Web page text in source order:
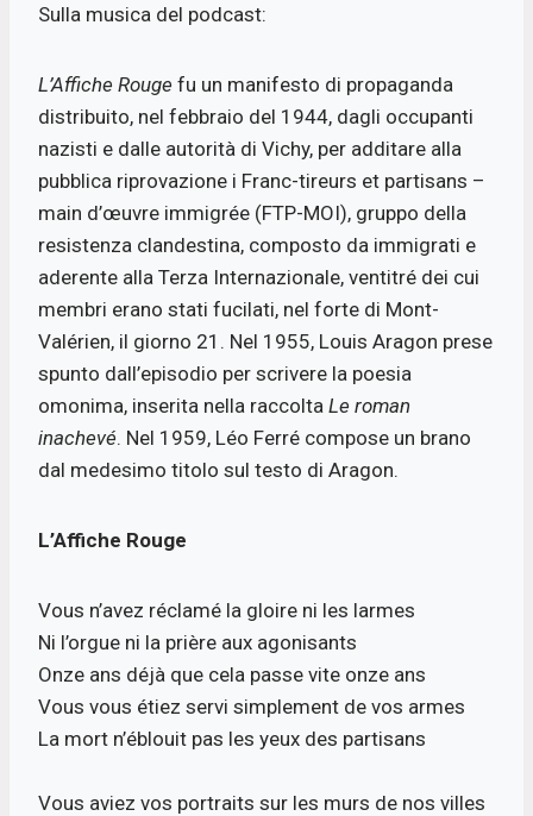
Sulla musica del podcast:
L’Affiche Rouge fu un manifesto di propaganda
distribuito, nel febbraio del 1944, dagli occupanti
nazisti e dalle autorità di Vichy, per additare alla
pubblica riprovazione i Franc-tireurs et partisans –
main d’œuvre immigrée (FTP-MOI), gruppo della
resistenza clandestina, composto da immigrati e
aderente alla Terza Internazionale, ventitré dei cui
membri erano stati fucilati, nel forte di Mont-
Valérien, il giorno 21. Nel 1955, Louis Aragon prese
spunto dall’episodio per scrivere la poesia
omonima, inserita nella raccolta Le roman
inachevé. Nel 1959, Léo Ferré compose un brano
dal medesimo titolo sul testo di Aragon.
L’Affiche Rouge
Vous n’avez réclamé la gloire ni les larmes
Ni l’orgue ni la prière aux agonisants
Onze ans déjà que cela passe vite onze ans
Vous vous étiez servi simplement de vos armes
La mort n’éblouit pas les yeux des partisans
Vous aviez vos portraits sur les murs de nos villes